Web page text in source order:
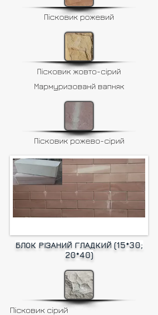
Пісковик рожевий
Пісковик жовто-сірий
Мармуризованй вапняк
Пісковик рожево-сірий
БЛОК РІЗАНИЙ ГЛАДКИЙ (15*30;
20*40)
Пісковик сірий